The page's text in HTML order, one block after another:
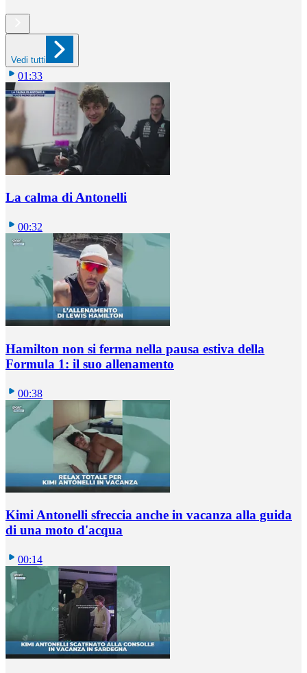
Vedi tutti
01:33
La calma di Antonelli
00:32
Hamilton non si ferma nella pausa estiva della
Formula 1: il suo allenamento
00:38
Kimi Antonelli sfreccia anche in vacanza alla guida
di una moto d'acqua
00:14